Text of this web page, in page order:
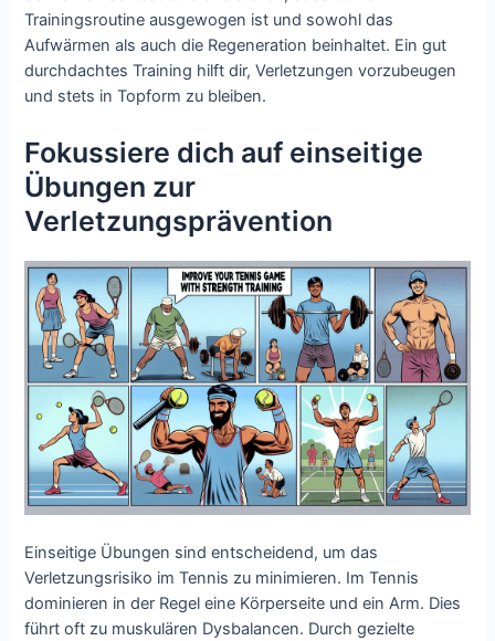
Trainingsroutine ausgewogen ist und sowohl das
Aufwärmen als auch die Regeneration beinhaltet. Ein gut
durchdachtes Training hilft dir, Verletzungen vorzubeugen
und stets in Topform zu bleiben.
Fokussiere dich auf einseitige
Übungen zur
Verletzungsprävention
Einseitige Übungen sind entscheidend, um das
Verletzungsrisiko im Tennis zu minimieren. Im Tennis
dominieren in der Regel eine Körperseite und ein Arm. Dies
führt oft zu muskulären Dysbalancen. Durch gezielte